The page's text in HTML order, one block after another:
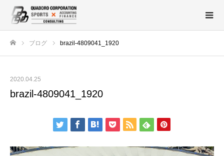
ブログ brazil-4809041_1920
2020.04.25
brazil-4809041_1920